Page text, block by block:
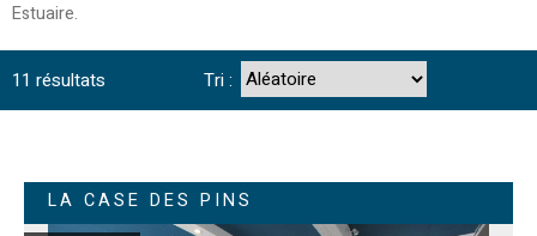
Estuaire.
11 résultats Tri :
LA CASE DES PINS